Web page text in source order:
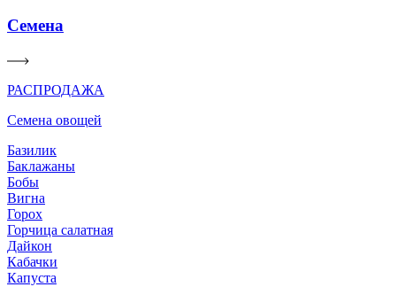
Семена
РАСПРОДАЖА
Семена овощей
Базилик
Баклажаны
Бобы
Вигна
Горох
Горчица салатная
Дайкон
Кабачки
Капуста